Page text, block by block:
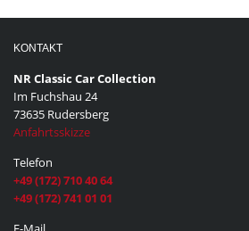
KONTAKT
NR Classic Car Collection
Im Fuchshau 24
73635 Rudersberg
Anfahrtsskizze
Telefon
+49 (172) 710 40 64
+49 (172) 741 01 01